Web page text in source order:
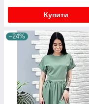
Купити
–24%